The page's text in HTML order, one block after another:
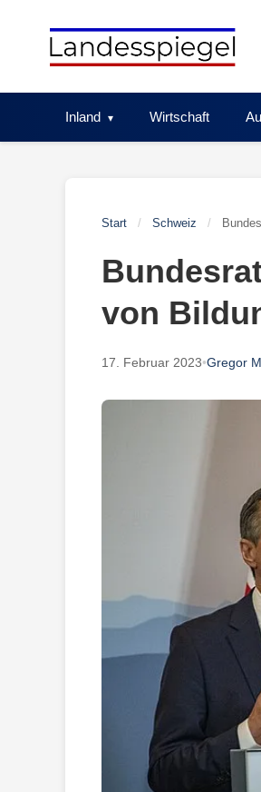
Inland Wirtschaft
Start / Schweiz /
von
17. Februar 2023•Gregor